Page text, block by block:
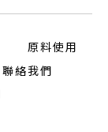
原料使用
聯絡我們